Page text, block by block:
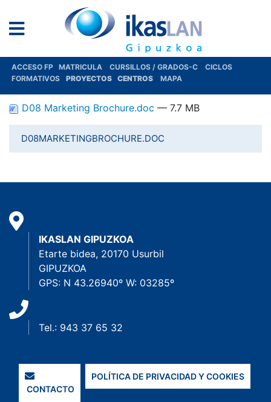
ACCESO FP MATRICULA CURSILLOS / GRADOS-C
CICLOS
FORMATIVOS
PROYECTOS CENTROS MAPA
D08 Marketing Brochure.doc — 7.7 MB
D08MARKETINGBROCHURE.DOC
IKASLAN GIPUZKOA
Etarte bidea, 20170 Usurbil
GIPUZKOA
GPS: N 43.26940º W: 03285º
Tel.: 943 37 65 32
CONTACTO
POLÍTICA DE PRIVACIDAD Y COOKIES